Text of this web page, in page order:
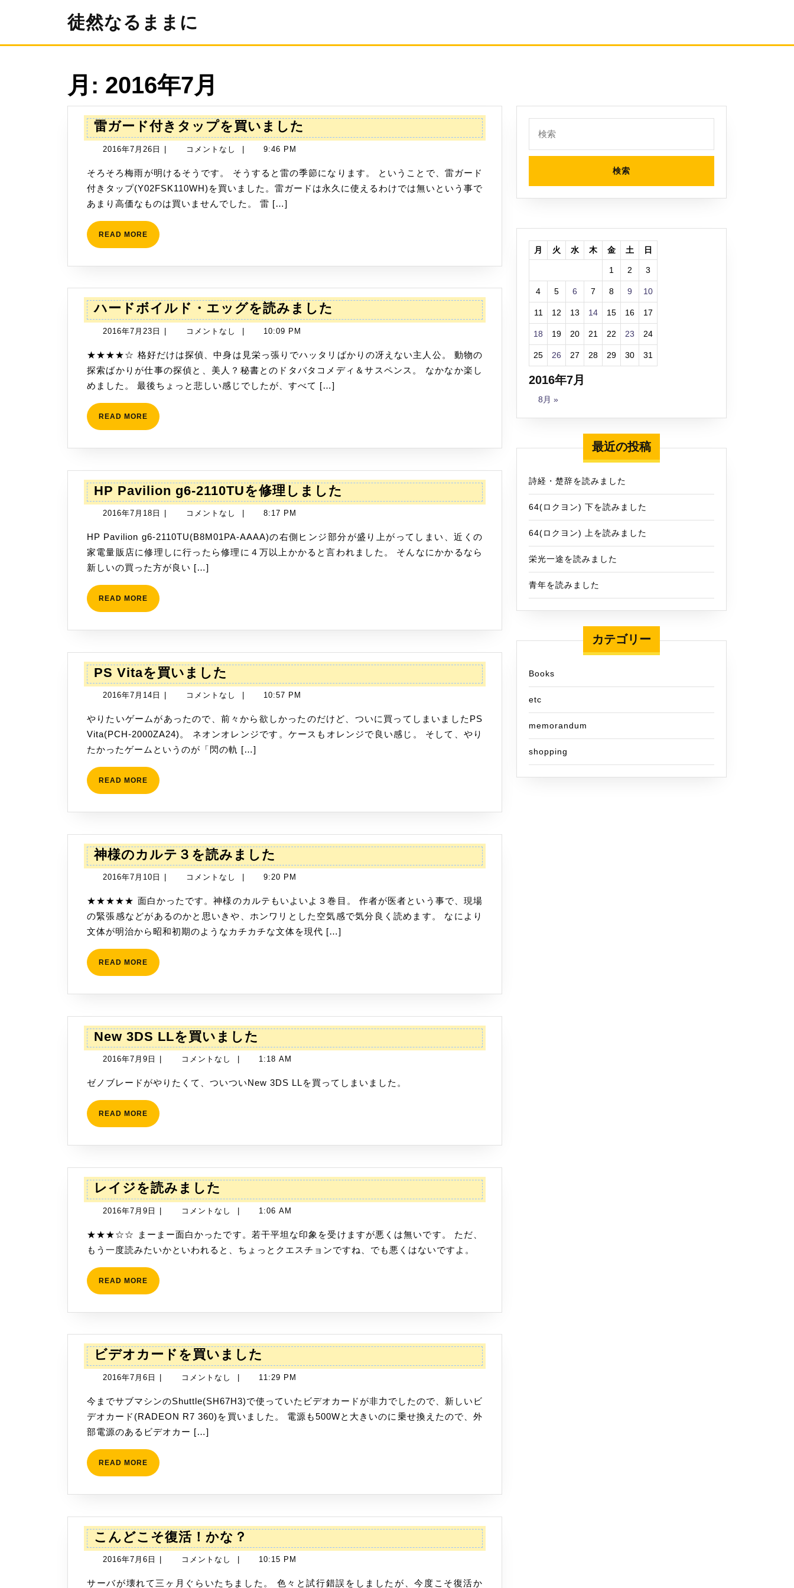
ン
徒然なるままに
月: 2016年7月
雷ガード付きタップを買いました
ガ
ド
付
を
い
ま
し
2016年7月26日
2016
7
月
26
| コメントなし | 9:46 PM
そろそろ梅雨が明けるそうです。 そうすると雷の季節になります。 ということで、雷ガード
付きタップ(Y02FSK110WH)を買いました。雷ガードは永久に使えるわけでは無いという事で
あまり高価なものは買いませんでした。 雷 […]
READ MORE READ
MORE
ハードボイルド・エッグを読みました
ー
ボ
イ
ル
グ
読
み
ま
た
2016年7月23日
2016
7
月
23
| コメントなし | 10:09 PM
★★★★☆ 格好だけは探偵、中身は見栄っ張りでハッタリばかりの冴えない主人公。 動物の
探索ばかりが仕事の探偵と、美人？秘書とのドタバタコメディ＆サスペンス。 なかなか楽し
めました。 最後ちょっと悲しい感じでしたが、すべて […]
READ MORE READ
MORE
HP Pavilion g6-2110TUを修理しました
Pavilion
2110TU
を
し
2016年7月18日
2016
7
月
18
コメントなし 8:17 PM
HP Pavilion g6-2110TU(B8M01PA-AAAA)の右側ヒンジ部分が盛り上がってしまい、近くの
家電量販店に修理しに行ったら修理に４万以上かかると言われました。 そんなにかかるなら
新しいの買った方が良い […]
READ MORE READ
MORE
PS Vitaを買いました
Vita
を
買
い
ま
2016年7月14日
2016
7
月
14
コメントなし 10:57 PM
やりたいゲームがあったので、前々から欲しかったのだけど、ついに買ってしまいましたPS
Vita(PCH-2000ZA24)。 ネオンオレンジです。ケースもオレンジで良い感じ。 そして、やり
たかったゲームというのが「閃の軌 […]
READ MORE READ
MORE
神様のカルテ３を読みました
様
の
カ
ル
テ
み
し
2016年7月10日
2016
7
月
10
コメントなし 9:20 PM
★★★★★ 面白かったです。神様のカルテもいよいよ３巻目。 作者が医者という事で、現場
の緊張感などがあるのかと思いきや、ホンワリとした空気感で気分良く読めます。 なにより
文体が明治から昭和初期のようなカチカチな文体を現代 […]
READ MORE READ
MORE
New 3DS LLを買いました
3DS
LL
を
し
2016年7月9日
2016
7
9
コメントなし 1:18 AM
ゼノブレードがやりたくて、ついついNew 3DS LLを買ってしまいました。
READ MORE READ
MORE
レイジを読みました
イ
ジ
を
読
た
2016年7月9日
2016
7
月
日
| コメントなし | 1:06 AM
★★★☆☆ まーまー面白かったです。若干平坦な印象を受けますが悪くは無いです。 ただ、
もう一度読みたいかといわれると、ちょっとクエスチョンですね、でも悪くはないですよ。
READ MORE READ
MORE
ビデオカードを買いました
デ
オ
カ
ー
ま
た
2016年7月6日
2016
7
月
6
コメントなし 11:29 PM
今までサブマシンのShuttle(SH67H3)で使っていたビデオカードが非力でしたので、新しいビ
デオカード(RADEON R7 360)を買いました。 電源も500Wと大きいのに乗せ換えたので、外
部電源のあるビデオカー […]
READ MORE READ
MORE
こんどこそ復活！かな？
ん
ど
こ
2016年7月6日
2016
コメントなし 10:15 PM
サーバが壊れて三ヶ月ぐらいたちました。 色々と試行錯誤をしましたが、今度こそ復活か
索:
2016年7月
月 火 水 木 金 土 日
1 2 3
4 5 6 7 8 9 10
11 12 13 14 15 16 17
18 19 20 21 22 23 24
25 26 27 28 29 30 31
8月 »
最近の投稿
詩経・楚辞を読みました
64(ロクヨン) 下を読みました
64(ロクヨン) 上を読みました
栄光一途を読みました
青年を読みました
カテゴリー
Books
etc
memorandum
shopping